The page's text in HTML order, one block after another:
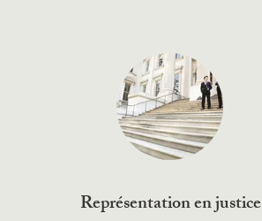
Représentation en justice